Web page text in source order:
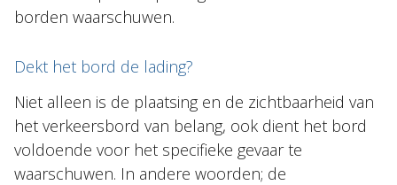
borden waarschuwen.
Dekt het bord de lading?
Niet alleen is de plaatsing en de zichtbaarheid van
het verkeersbord van belang, ook dient het bord
voldoende voor het specifieke gevaar te
waarschuwen. In andere woorden; de